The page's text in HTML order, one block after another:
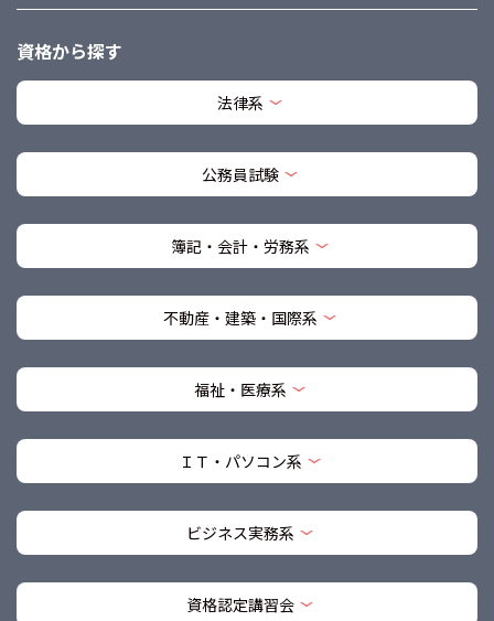
資格から探す
法律系
公務員試験
簿記・会計・労務系
不動産・建築・国際系
福祉・医療系
ＩＴ・パソコン系
ビジネス実務系
資格認定講習会